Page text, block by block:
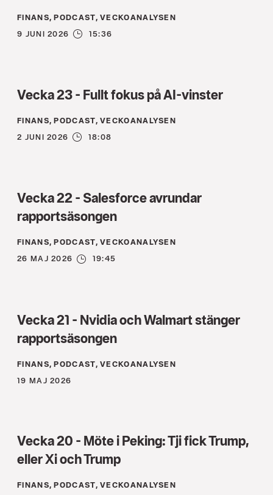
FINANS, PODCAST, VECKOANALYSEN
9 JUNI 2026
15:36
Vecka 23 - Fullt fokus på AI-vinster
FINANS, PODCAST, VECKOANALYSEN
2 JUNI 2026
18:08
Vecka 22 - Salesforce avrundar
rapportsäsongen
FINANS, PODCAST, VECKOANALYSEN
26 MAJ 2026
19:45
Vecka 21 - Nvidia och Walmart stänger
rapportsäsongen
FINANS, PODCAST, VECKOANALYSEN
19 MAJ 2026
Vecka 20 - Möte i Peking: Tji fick Trump,
eller Xi och Trump
FINANS, PODCAST, VECKOANALYSEN